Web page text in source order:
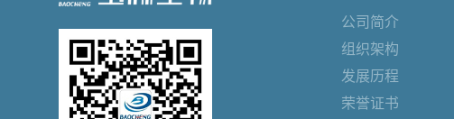
公司简介
组织架构
发展历程
荣誉证书